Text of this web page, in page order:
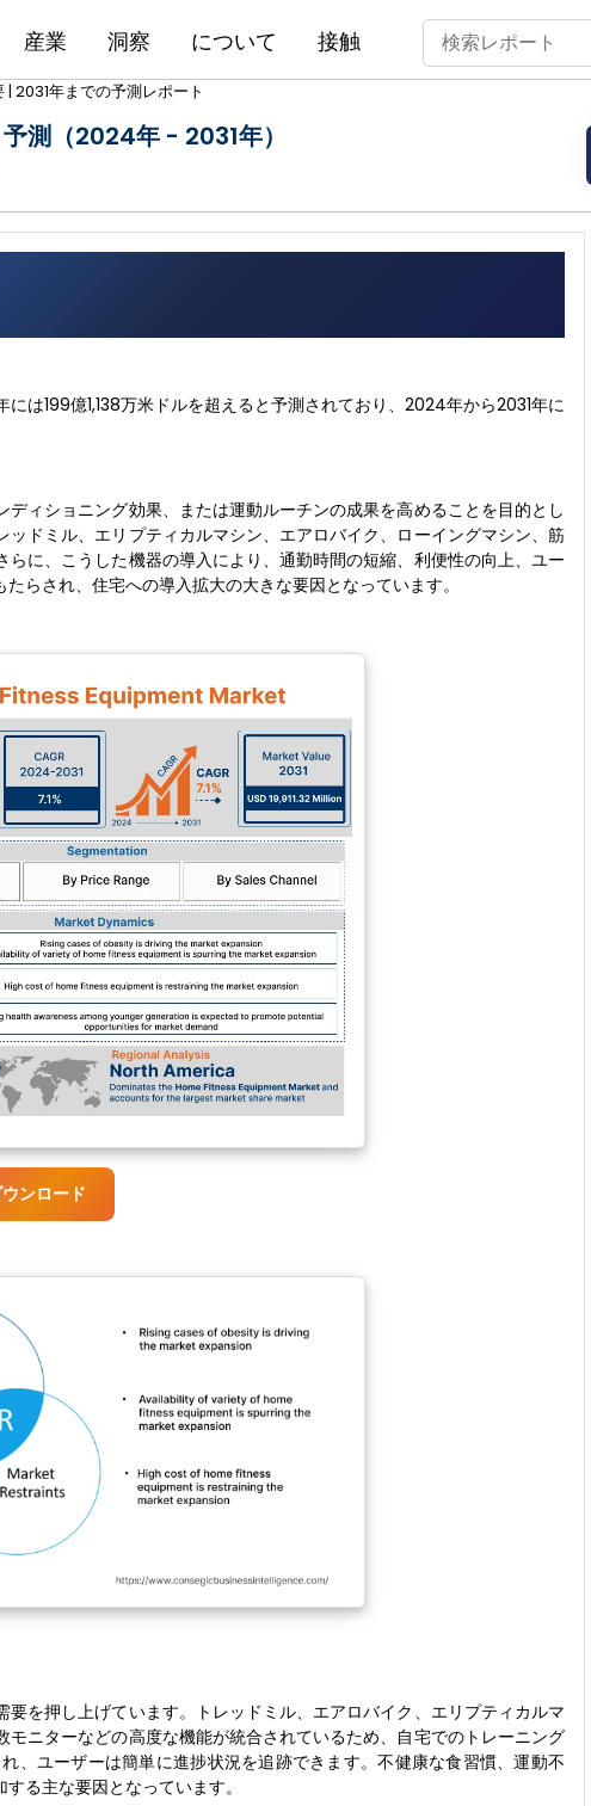
産業 洞察 について 接触
2031年までの予測レポート
測（2024年 - 2031年）
は199億1,138万米ドルを超えると予測されており、2024年から2031年に
ィショニング効果、または運動ルーチンの成果を高めることを目的とし
ドミル、エリプティカルマシン、エアロバイク、ローイングマシン、筋
に、こうした機器の導入により、通勤時間の短縮、利便性の向上、ユー
らされ、住宅への導入拡大の大きな要因となっています。
ンロード
を押し上げています。トレッドミル、エアロバイク、エリプティカルマ
ニターなどの高度な機能が統合されているため、自宅でのトレーニング
、ユーザーは簡単に進捗状況を追跡できます。不健康な食習慣、運動不
る主な要因となっています。